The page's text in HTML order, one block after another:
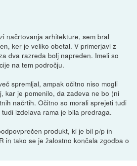
načrtovanja arhitekture, sem bral
ker je veliko obetal. V primerjavi z
dva razreda bolj napreden. Imeli so
na tem področju.
spremljal, ampak očitno niso mogli
kar je pomenilo, da zadeva ne bo (ni
načrtih. Očitno so morali sprejeti tudi
izdelava rama je bila predraga.
produkt, ki je bil p/p in
in tako se je žalostno končala zgodba o